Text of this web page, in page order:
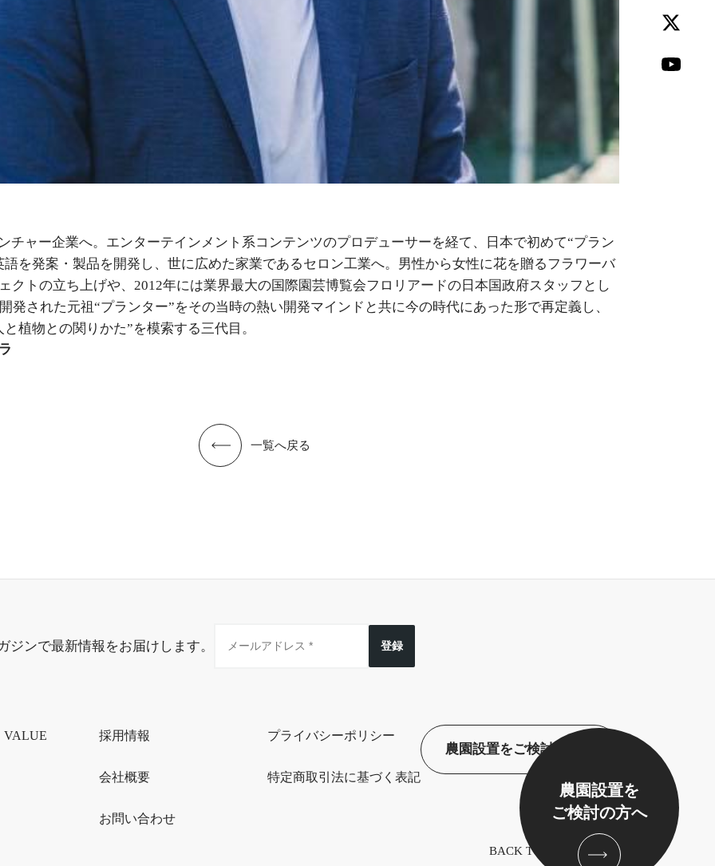
チャー企業へ。エンターテインメント系コンテンツのプロデューサーを経て、日本で初めて“プラン
語を発案・製品を開発し、世に広めた家業であるセロン工業へ。男性から女性に花を贈るフラワーバ
クトの立ち上げや、2012年には業界最大の国際園芸博覧会フロリアードの日本国政府スタッフとし
発された元祖“プランター”をその当時の熱い開発マインドと共に今の時代にあった形で再定義し、
植物との関りかた”を模索する三代目。
一覧へ戻る
ジンで最新情報をお届けします。 登録
農園設置をご検討の方へ
VALUE 採用情報
会社概要
お問い合わせ
プライバシーポリシー
特定商取引法に基づく表記
BACK TO TOP
農園設置を
ご検討の方へ